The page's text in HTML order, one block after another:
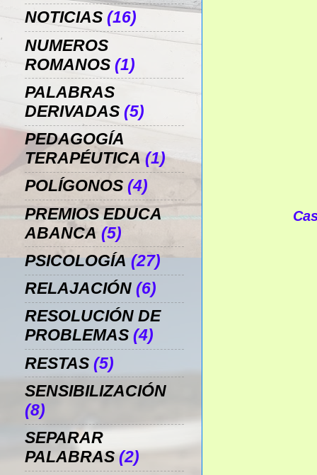
NOTICIAS (16)
NUMEROS
ROMANOS (1)
PALABRAS
DERIVADAS (5)
PEDAGOGÍA
TERAPÉUTICA (1)
POLÍGONOS (4)
PREMIOS EDUCA
ABANCA (5)
PSICOLOGÍA (27)
RELAJACIÓN (6)
RESOLUCIÓN DE
PROBLEMAS (4)
RESTAS (5)
SENSIBILIZACIÓN
(8)
SEPARAR
PALABRAS (2)